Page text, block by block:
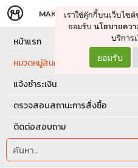
จัดการรถเข็น ดำเนินการต่
MAKERS STORE
เราใช้คุ๊กกี้บนเว็บไซ
ยอมรับ นโยบายคว
บริการ
ยอมรับ
หน้าแรก
หมวดหมู่สินค้า
แจ้งชำระเงิน
ตรวจสอบสถานะการสั่งซื้อ
ติดต่อสอบถาม